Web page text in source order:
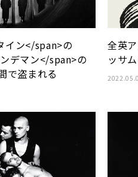
イン</span>の
デマン</span>の
で盗まれる
全英
ッサ